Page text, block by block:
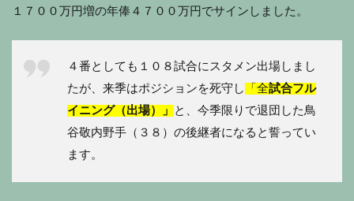
１７００万円増の年俸４７００万円でサインしました。
４番としても１０８試合にスタメン出場しまし
たが、来季はポジションを死守し
「全試合フル
イニング（出場）」
と、今季限りで退団した鳥
谷敬内野手（３８）の後継者になると誓ってい
ます。